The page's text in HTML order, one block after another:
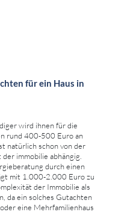
für ein Haus in
wird ihnen für die
rund 400-500 Euro an
natürlich schon von der
immobilie abhängig.
durch einen
mit 1.000-2.000 Euro zu
der Immobilie als
da ein solches Gutachten
eine Mehrfamilienhaus